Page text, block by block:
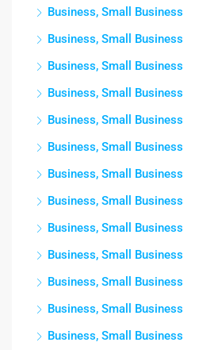
Business, Small Business
Business, Small Business
Business, Small Business
Business, Small Business
Business, Small Business
Business, Small Business
Business, Small Business
Business, Small Business
Business, Small Business
Business, Small Business
Business, Small Business
Business, Small Business
Business, Small Business